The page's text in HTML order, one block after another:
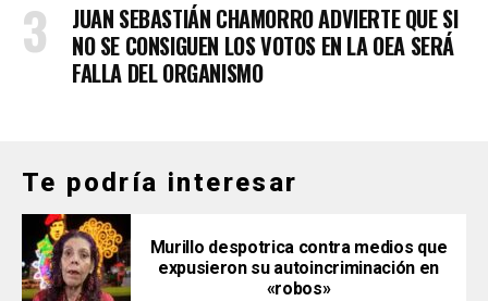
JUAN SEBASTIÁN CHAMORRO ADVIERTE QUE SI
NO SE CONSIGUEN LOS VOTOS EN LA OEA SERÁ
FALLA DEL ORGANISMO
Te podría interesar
Murillo despotrica contra medios que
expusieron su autoincriminación en
«robos»